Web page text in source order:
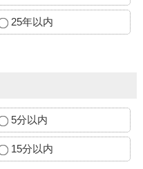
25年以内
5分以内
15分以内